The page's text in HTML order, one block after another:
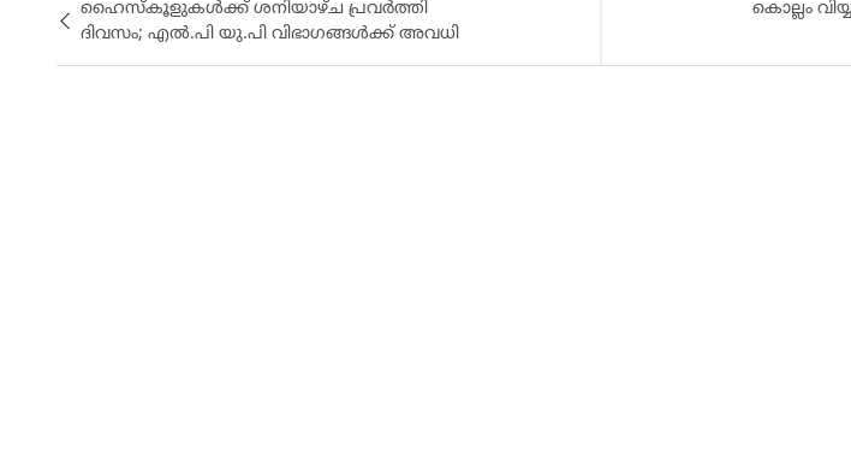
ഹൈസ്കൂളുകൾക്ക് ശനിയാഴ്ച പ്രവർത്തി
ദിവസം; എൽ.പി യു.പി വിഭാ​ഗങ്ങൾക്ക് അവധി
കൊല്ലം